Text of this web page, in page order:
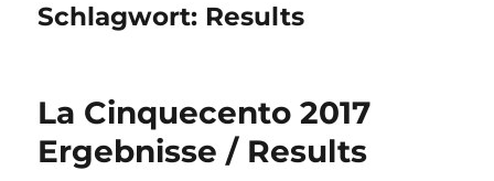
Schlagwort: Results
La Cinquecento 2017
Ergebnisse / Results